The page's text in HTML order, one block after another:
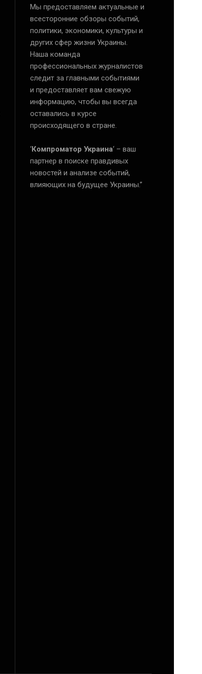
Мы предоставляем актуальные и
всесторонние обзоры событий,
политики, экономики, культуры и
других сфер жизни Украины.
Наша команда
профессиональных журналистов
следит за главными событиями
и предоставляет вам свежую
информацию, чтобы вы всегда
оставались в курсе
происходящего в стране.
‘Компроматор Украина‘ – ваш
партнер в поиске правдивых
новостей и анализе событий,
влияющих на будущее Украины.”